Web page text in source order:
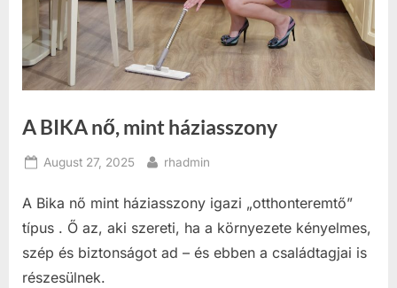
A BIKA nő, mint háziasszony
Posted
August 27, 2025 By
rhadmin
A Bika nő mint háziasszony igazi „otthonteremtő”
típus . Ő az, aki szereti, ha a környezete kényelmes,
szép és biztonságot ad – és ebben a családtagjai is
részesülnek.